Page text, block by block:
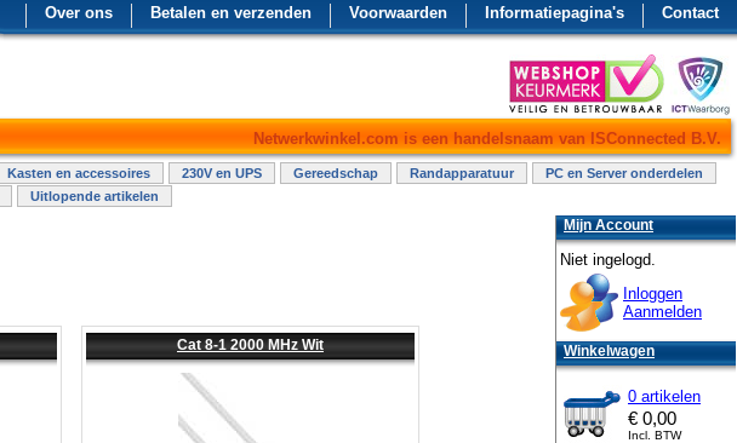
Contact
Informatiepagina's
Voorwaarden
Betalen en verzenden
Over ons
Netwerkwinkel.com is een handelsnaam van ISConnected B.V.
Kasten en accessoires 230V en UPS Gereedschap Randapparatuur
PC en Server onderdelen
Uitlopende artikelen
Cat 8-1 2000 MHz Wit
Mijn Account
Niet ingelogd.
Inloggen
Aanmelden
Winkelwagen
0 artikelen
€ 0,00
Incl. BTW